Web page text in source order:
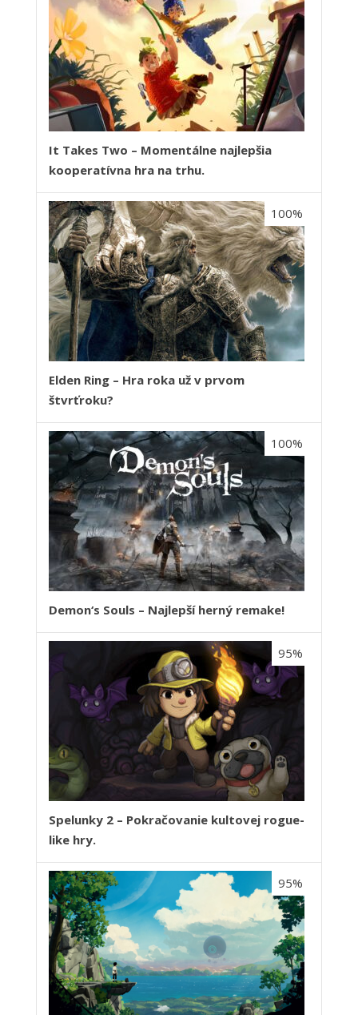
It Takes Two – Momentálne najlepšia
kooperatívna hra na trhu.
Elden Ring – Hra roka už v prvom
štvrťroku?
100%
Demon‘s Souls – Najlepší herný remake!
100%
Spelunky 2 – Pokračovanie kultovej rogue-
like hry.
95%
95%